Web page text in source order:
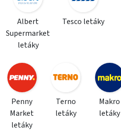
Albert
Supermarket
letáky
Tesco letáky
Penny
Market
letáky
Terno
letáky
Makro
letáky